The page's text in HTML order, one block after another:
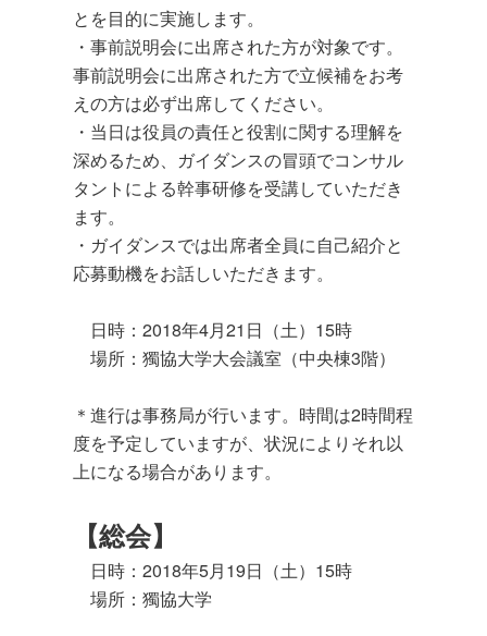
とを目的に実施します。
・事前説明会に出席された方が対象です。
事前説明会に出席された方で立候補をお考
えの方は必ず出席してください。
・当日は役員の責任と役割に関する理解を
深めるため、ガイダンスの冒頭でコンサル
タントによる幹事研修を受講していただき
ます。
・ガイダンスでは出席者全員に自己紹介と
応募動機をお話しいただきます。
日時：2018年4月21日（土）15時
場所：獨協大学大会議室（中央棟3階）
＊進行は事務局が行います。時間は2時間程
度を予定していますが、状況によりそれ以
上になる場合があります。
【総会】
日時：2018年5月19日（土）15時
場所：獨協大学